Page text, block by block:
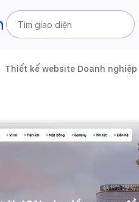
Thiết kế website Doanh nghiệp